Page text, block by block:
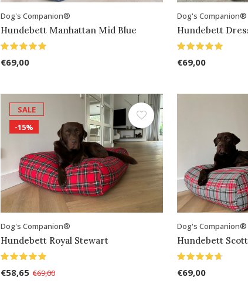
Dog's Companion®
Hundebett Manhattan Mid Blue
€69,00
Dog's Companion®
Hundebett
€69,00
SALE
-15%
Dog's Companion®
Hundebett Royal Stewart
€58,65 €69,00
Dog's Companion®
Hundebett
€69,00